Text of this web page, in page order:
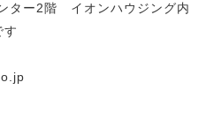
ター2階 イオンハウジング内
す